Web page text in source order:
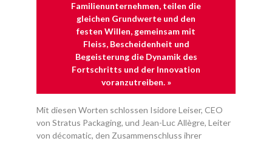
Familienunternehmen, teilen die
gleichen Grundwerte und den
festen Willen, gemeinsam mit
Fleiss, Bescheidenheit und
Begeisterung die Dynamik des
Fortschritts und der Innovation
voranzutreiben. »
Mit diesen Worten schlossen Isidore Leiser, CEO
von Stratus Packaging, und Jean-Luc Allègre, Leiter
von décomatic, den Zusammenschluss ihrer